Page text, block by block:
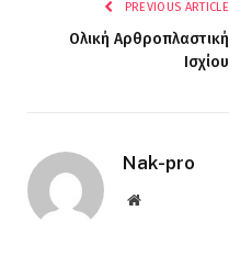
PREVIOUS ARTICLE
Ολική Αρθροπλαστική
Ισχίου
Nak-pro
Website